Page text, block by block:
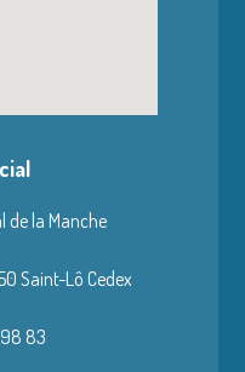
de la Manche
Saint-Lô Cedex
83